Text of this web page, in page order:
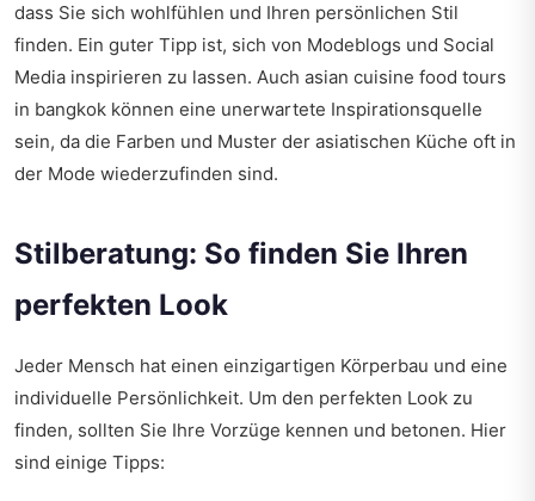
dass Sie sich wohlfühlen und Ihren persönlichen Stil
finden. Ein guter Tipp ist, sich von Modeblogs und Social
Media inspirieren zu lassen. Auch asian cuisine food tours
in bangkok können eine unerwartete Inspirationsquelle
sein, da die Farben und Muster der asiatischen Küche oft in
der Mode wiederzufinden sind.
Stilberatung: So finden Sie Ihren
perfekten Look
Jeder Mensch hat einen einzigartigen Körperbau und eine
individuelle Persönlichkeit. Um den perfekten Look zu
finden, sollten Sie Ihre Vorzüge kennen und betonen. Hier
sind einige Tipps: